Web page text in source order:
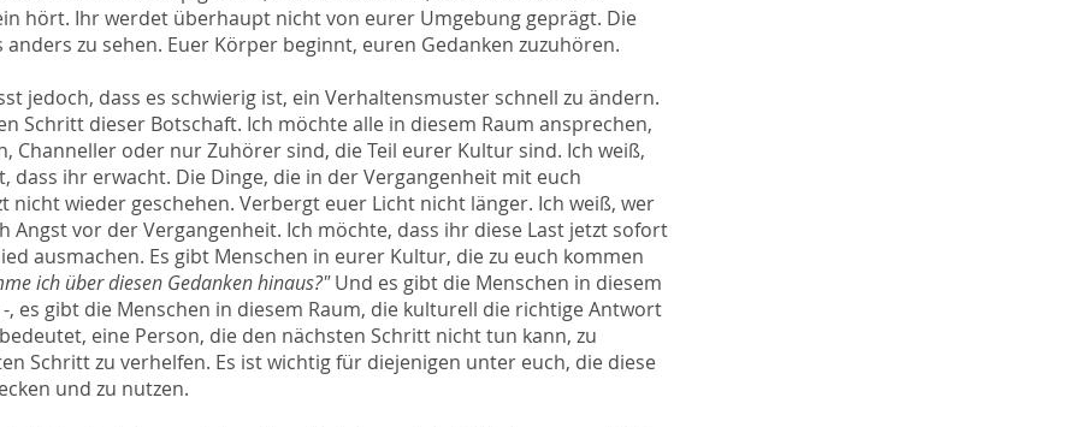
hört. Ihr werdet überhaupt nicht von eurer Umgebung geprägt. Die
zu sehen. Euer Körper beginnt, euren Gedanken zuzuhören.
jedoch, dass es schwierig ist, ein Verhaltensmuster schnell zu ändern.
Schritt dieser Botschaft. Ich möchte alle in diesem Raum ansprechen,
Channeller oder nur Zuhörer sind, die Teil eurer Kultur sind. Ich weiß,
dass ihr erwacht. Die Dinge, die in der Vergangenheit mit euch
nicht wieder geschehen. Verbergt euer Licht nicht länger. Ich weiß, wer
Angst vor der Vergangenheit. Ich möchte, dass ihr diese Last jetzt sofort
ausmachen. Es gibt Menschen in eurer Kultur, die zu euch kommen
ich über diesen Gedanken hinaus?"Und es gibt die Menschen in diesem
, es gibt die Menschen in diesem Raum, die kulturell die richtige Antwort
eine Person, die den nächsten Schritt nicht tun kann, zu
Schritt zu verhelfen. Es ist wichtig für diejenigen unter euch, die diese
und zu nutzen.